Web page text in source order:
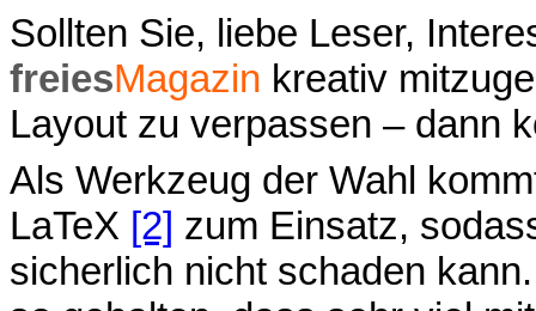
Sollten Sie, liebe Leser,
freiesMagazin kreativ
Layout zu verpassen – dann
Als Werkzeug der Wahl
LaTeX [2] zum Einsatz,
sicherlich nicht schaden